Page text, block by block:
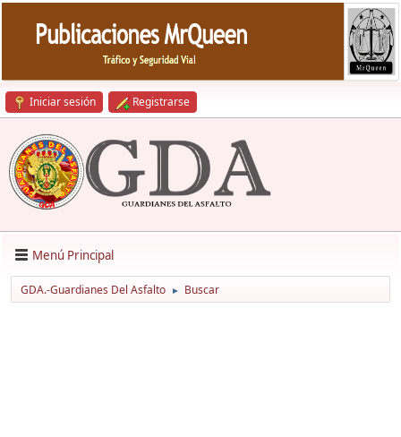
Iniciar sesión Registrarse
Menú Principal
GDA.-Guardianes Del Asfalto ► Buscar